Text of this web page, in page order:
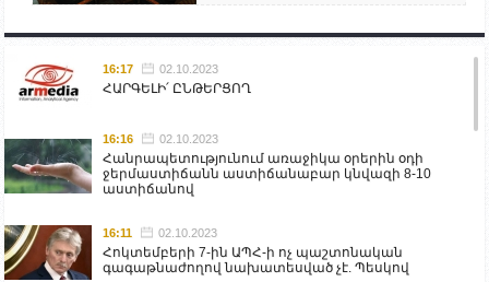
16:17 02.10.2023
ՀԱՐԳԵԼԻ՛ ԸՆԹԵՐՑՈՂ
16:16 02.10.2023
Հանրապետությունում առաջիկա օրերին օդի
ջերմաստիճանն աստիճանաբար կնվազի 8-10
աստիճանով
16:11 02.10.2023
Հոկտեմբերի 7-ին ԱՊՀ-ի ոչ պաշտոնական
գագաթնաժողով նախատեսված չէ. Պեսկով